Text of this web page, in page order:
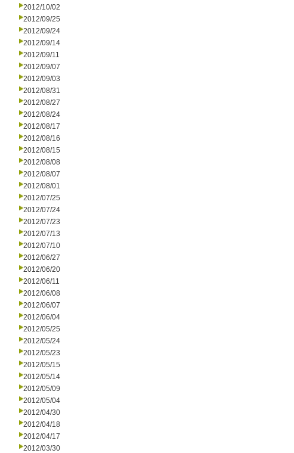
2012/10/02
2012/09/25
2012/09/24
2012/09/14
2012/09/11
2012/09/07
2012/09/03
2012/08/31
2012/08/27
2012/08/24
2012/08/17
2012/08/16
2012/08/15
2012/08/08
2012/08/07
2012/08/01
2012/07/25
2012/07/24
2012/07/23
2012/07/13
2012/07/10
2012/06/27
2012/06/20
2012/06/11
2012/06/08
2012/06/07
2012/06/04
2012/05/25
2012/05/24
2012/05/23
2012/05/15
2012/05/14
2012/05/09
2012/05/04
2012/04/30
2012/04/18
2012/04/17
2012/03/30